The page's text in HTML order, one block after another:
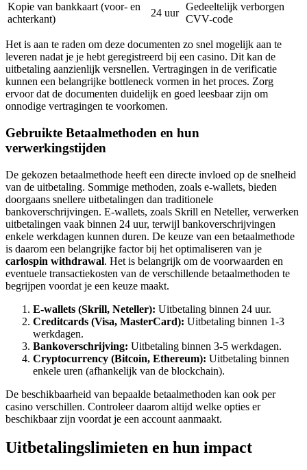
Kopie van bankkaart (voor- en
achterkant)
24 uur
Gedeeltelijk verborgen
CVV-code
Het is aan te raden om deze documenten zo snel mogelijk aan te
leveren nadat je je hebt geregistreerd bij een casino. Dit kan de
uitbetaling aanzienlijk versnellen. Vertragingen in de verificatie
kunnen een belangrijke bottleneck vormen in het proces. Zorg
ervoor dat de documenten duidelijk en goed leesbaar zijn om
onnodige vertragingen te voorkomen.
Gebruikte Betaalmethoden en hun
verwerkingstijden
De gekozen betaalmethode heeft een directe invloed op de snelheid
van de uitbetaling. Sommige methoden, zoals e-wallets, bieden
doorgaans snellere uitbetalingen dan traditionele
bankoverschrijvingen. E-wallets, zoals Skrill en Neteller, verwerken
uitbetalingen vaak binnen 24 uur, terwijl bankoverschrijvingen
enkele werkdagen kunnen duren. De keuze van een betaalmethode
is daarom een belangrijke factor bij het optimaliseren van je
carlospin withdrawal. Het is belangrijk om de voorwaarden en
eventuele transactiekosten van de verschillende betaalmethoden te
begrijpen voordat je een keuze maakt.
E-wallets (Skrill, Neteller): Uitbetaling binnen 24 uur.
Creditcards (Visa, MasterCard): Uitbetaling binnen 1-3
werkdagen.
Bankoverschrijving: Uitbetaling binnen 3-5 werkdagen.
Cryptocurrency (Bitcoin, Ethereum): Uitbetaling binnen
enkele uren (afhankelijk van de blockchain).
De beschikbaarheid van bepaalde betaalmethoden kan ook per
casino verschillen. Controleer daarom altijd welke opties er
beschikbaar zijn voordat je een account aanmaakt.
Uitbetalingslimieten en hun impact